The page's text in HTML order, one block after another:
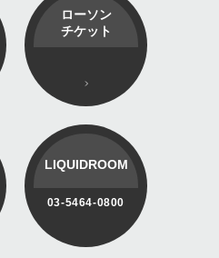
ローソン
チケット
LIQUIDROOM
03-5464-0800